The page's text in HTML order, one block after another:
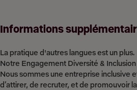
Informations
La pratique d'autres langues est un plus.
Notre Engagement Diversité & Inclusion
Nous sommes une entreprise inclusive
d’attirer, de recruter, et de promouvoir